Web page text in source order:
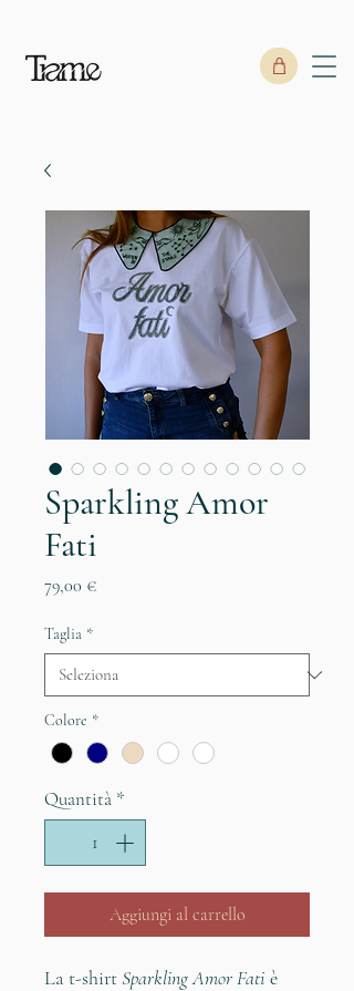
Sparkling Amor
Fati
79,00 €Prezzo
Taglia *
Colore *
Quantità *
Aggiungi al carrello
La t-shirt Sparkling Amor Fati è